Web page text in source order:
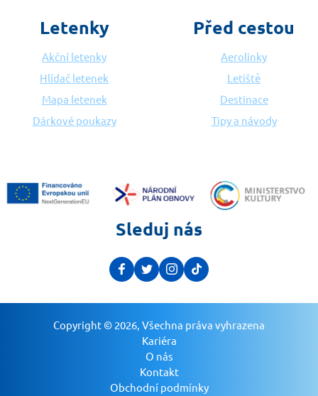
Letenky
Akční letenky
Hlídač letenek
Mapa letenek
Dárkové poukazy
Před cestou
Aerolinky
Letiště
Destinace
Tipy a návody
Sleduj nás
Copyright © 2026, Všechna práva vyhrazena
Kariéra
O nás
Kontakt
Obchodní podmínky